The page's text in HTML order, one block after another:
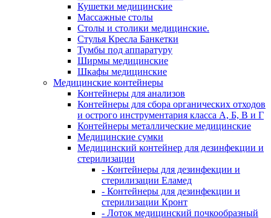
Кушетки медицинские
Массажные столы
Столы и столики медицинские.
Стулья Кресла Банкетки
Тумбы под аппаратуру
Ширмы медицинские
Шкафы медицинские
Медицинские контейнеры
Контейнеры для анализов
Контейнеры для сбора органических отходов
и острого инструментария класса А, Б, В и Г
Контейнеры металлические медицинские
Медицинские сумки
Медицинский контейнер для дезинфекции и
стерилизации
- Контейнеры для дезинфекции и
стерилизации Еламед
- Контейнеры для дезинфекции и
стерилизации Кронт
- Лоток медицинский почкообразный